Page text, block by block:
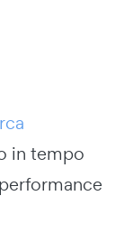
in tempo